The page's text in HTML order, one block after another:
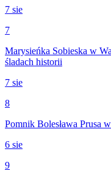
7 sie
7
Marysieńka Sobieska w
śladach historii
7 sie
8
Pomnik Bolesława Prusa
6 sie
9